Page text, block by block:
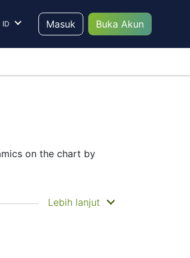
ID Masuk Buka Akun
on the chart by
movements of the
Lebih lanjut